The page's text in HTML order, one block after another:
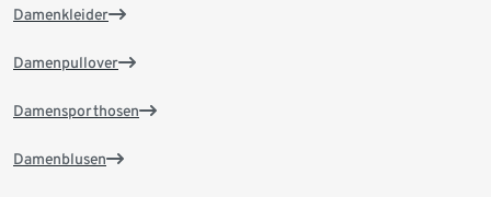
Damenkleider
Damenpullover
Damensporthosen
Damenblusen